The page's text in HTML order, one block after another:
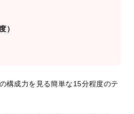
）
構成力を見る簡単な15分程度のテ